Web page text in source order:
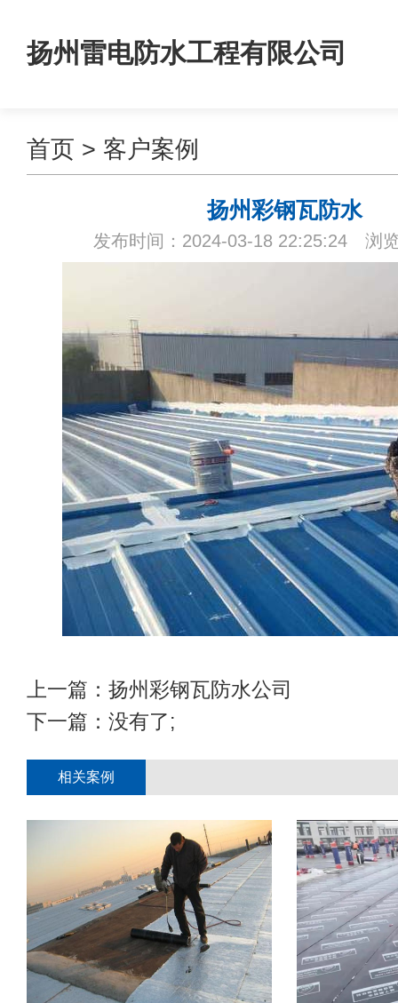
扬州雷电防水工程有限公司
首页 > 客户案例
扬州彩钢瓦防水
发布时间：2024-03-18 22:25:24 浏
上一篇： 扬州彩钢瓦防水公司
下一篇：没有了;
相关案例